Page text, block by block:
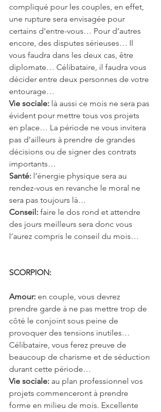
compliqué pour les couples, en effet,
une rupture sera envisagée pour
certains d’entre-vous… Pour d’autres
encore, des disputes sérieuses… Il
vous faudra dans les deux cas, être
diplomate… Célibataire, il faudra vous
décider entre deux personnes de votre
entourage…
Vie sociale: là aussi ce mois ne sera pas
évident pour mettre tous vos projets
en place… La période ne vous invitera
pas d’ailleurs à prendre de grandes
décisions ou de signer des contrats
importants…
Santé: l’énergie physique sera au
rendez-vous en revanche le moral ne
sera pas toujours là…
Conseil: faire le dos rond et attendre
des jours meilleurs sera donc vous
l’aurez compris le conseil du mois…
SCORPION:
Amour: en couple, vous devrez
prendre garde à ne pas mettre trop de
côté le conjoint sous peine de
provoquer des tensions inutiles…
Célibataire, vous ferez preuve de
beaucoup de charisme et de séduction
durant cette période…
Vie sociale: au plan professionnel vos
projets commenceront à prendre
forme en milieu de mois. Excellente